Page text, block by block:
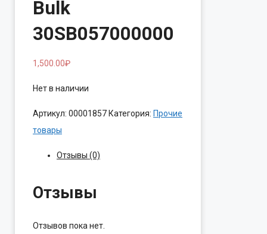
Bulk
30SB057000000
1,500.00₽
Нет в наличии
Артикул: 00001857 Категория: Прочие
товары
Отзывы (0)
Отзывы
Отзывов пока нет.